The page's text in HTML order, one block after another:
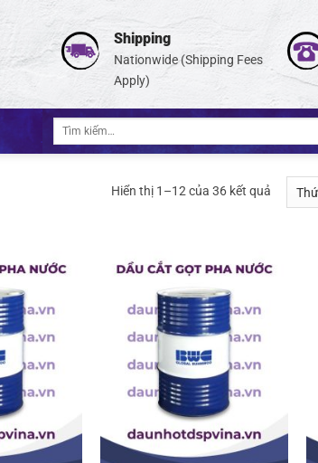
Shipping
Nationwide (Shipping Fees
Apply)
Tìm
Hiển thị 1–12 của 36 kết quả